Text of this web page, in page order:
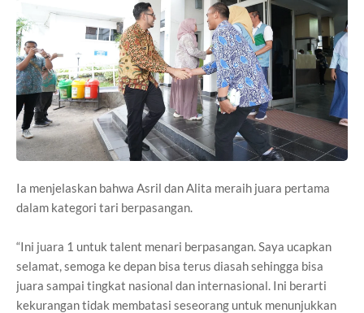
Ia menjelaskan bahwa Asril dan Alita meraih juara pertama
dalam kategori tari berpasangan.
“Ini juara 1 untuk talent menari berpasangan. Saya ucapkan
selamat, semoga ke depan bisa terus diasah sehingga bisa
juara sampai tingkat nasional dan internasional. Ini berarti
kekurangan tidak membatasi seseorang untuk menunjukkan